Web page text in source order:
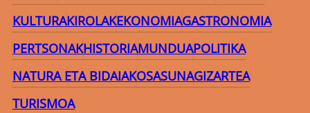
KULTURAKIROLAKEKONOMIAGASTRONOMIA
PERTSONAKHISTORIAMUNDUAPOLITIKA
NATURA ETA BIDAIAKOSASUNAGIZARTEA
TURISMOA